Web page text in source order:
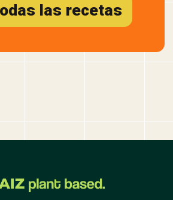
las recetas